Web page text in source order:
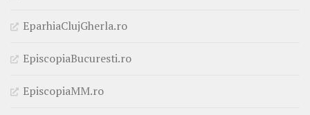
EparhiaClujGherla.ro
EpiscopiaBucuresti.ro
EpiscopiaMM.ro